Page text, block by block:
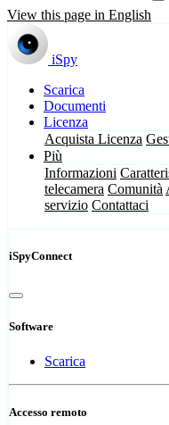
View this page in English
iSpy
Scarica
Documenti
Licenza
Acquista Licenza
Più
Informazioni
telecamera Comunità
servizio Contattaci
iSpyConnect
Software
Scarica
Accesso remoto